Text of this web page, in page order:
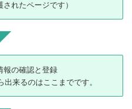
されたページです）
の確認と登録
るのはここまでです。